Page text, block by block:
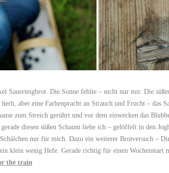
Sauerteigbrot. Die Sonne fehlte – nicht nur mir. Die
aber eine Farbenpracht an Strauch und Frucht – das
zum Streich gerührt und vor dem einwecken das
diesen süßen Schaum liebe ich – gelöffelt in den
nur für mich. Dazu ein weiterer Brotversuch –
klein wenig Hefe. Gerade richtig für einen Wochenstart
the train